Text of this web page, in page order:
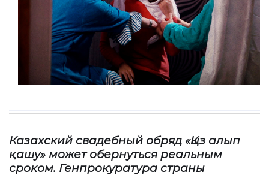
Казахский свадебный обряд «Қыз алып
қашу» может обернуться реальным
сроком. Генпрокуратура страны